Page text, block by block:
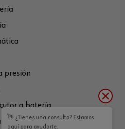
presión
a batería
👋 ¿Tienes una consulta? Estamos
aquí para ayudarte.